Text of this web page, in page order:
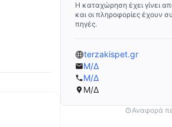
Η καταχώρηση έχει γίνει
και οι πληροφορίες έχουν
πηγές.
terzakispet.gr
Μ/Δ
Μ/Δ
Μ/Δ
Αναφορά